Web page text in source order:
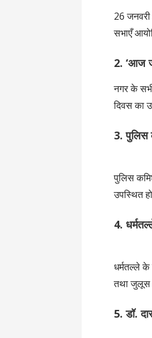
26
सभाएँ
2. ‘आज
नगर के
दिवस का
3. पुलिस
पुलिस
उपस्थित
4.
धर्मतल्ले
तथा जुलूस
5. डॉ.